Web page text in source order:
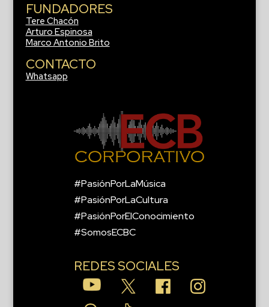
FUNDADORES
Tere Chacón
Arturo Espinosa
Marco Antonio Brito
CONTACTO
Whatsapp
#PasiónPorLaMúsica
#PasiónPorLaCultura
#PasiónPorElConocimiento
#SomosECBC
REDES SOCIALES